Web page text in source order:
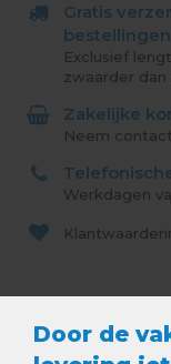
Door de
Gratis
Exclusief
zwaarder dan
Zakelijke
Neem
Werkdagen
Beschrijving